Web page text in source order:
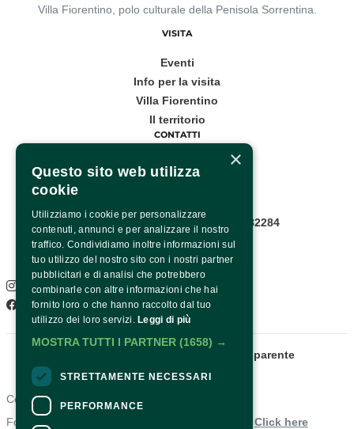
Villa Fiorentino, polo culturale della Penisola Sorrentina.
VISITA
Eventi
Info per la visita
Villa Fiorentino
Il territorio
CONTATTI
Corso Italia, 53
Infopoint WhatsApp: +39 081 8782284
Pagina contatti
SOCIAL
Instagram
Facebook
Amministrazione trasparente
Contacts
For information and support in purchasing tickets Click here
×
Questo sito web utilizza
cookie
Utilizziamo i cookie per personalizzare
contenuti, annunci e per analizzare il nostro
traffico. Condividiamo inoltre informazioni sul
tuo utilizzo del nostro sito con i nostri partner
pubblicitari e di analisi che potrebbero
combinarle con altre informazioni che hai
fornito loro o che hanno raccolto dal tuo
utilizzo dei loro servizi. Leggi di più
MOSTRA TUTTI I PARTNER (1658) →
STRETTAMENTE NECESSARI
PERFORMANCE